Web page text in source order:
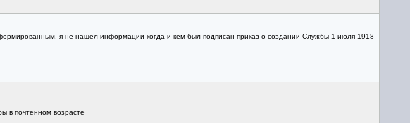
я не нашел информации когда и кем был подписан приказ о создании Службы 1 июля 1918
в почтенном возрасте